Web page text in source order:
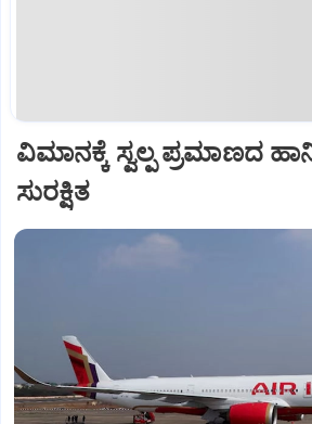
ವಿಮಾನಕ್ಕೆ ಸ್ವಲ್ಪ ಪ್ರಮಾಣದ
ಸುರಕ್ಷಿತ